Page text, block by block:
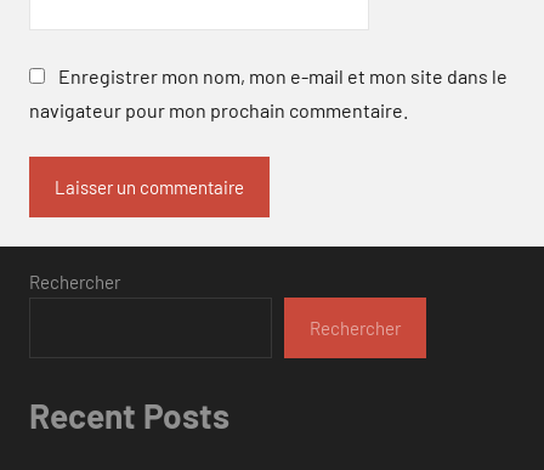
Enregistrer mon nom, mon e-mail et mon site dans le
navigateur pour mon prochain commentaire.
Rechercher
Rechercher
Recent Posts